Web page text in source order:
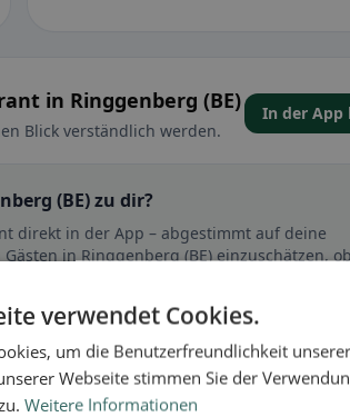
in Ringgenberg (BE)
Blick verständlich werden.
In der App
(BE) zu dir?
direkt in der App – abgestimmt auf deine
in Ringgenberg (BE) einzuschätzen,
🕌 Halalverwendet Cookies.
um die Benutzerfreundlichkeit
Webseite stimmen Sie der
Weitere Informationen